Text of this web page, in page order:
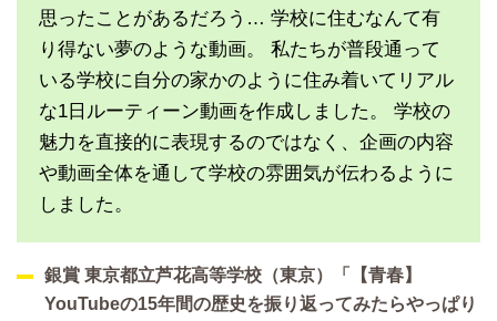
思ったことがあるだろう… 学校に住むなんて有
り得ない夢のような動画。 私たちが普段通って
いる学校に自分の家かのように住み着いてリアル
な1日ルーティーン動画を作成しました。 学校の
魅力を直接的に表現するのではなく、企画の内容
や動画全体を通して学校の雰囲気が伝わるように
しました。
銀賞 東京都立芦花高等学校（東京）「【青春】
YouTubeの15年間の歴史を振り返ってみたらやっぱり